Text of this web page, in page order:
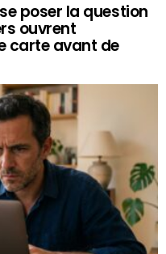
poser la question
ouvrent
carte avant de